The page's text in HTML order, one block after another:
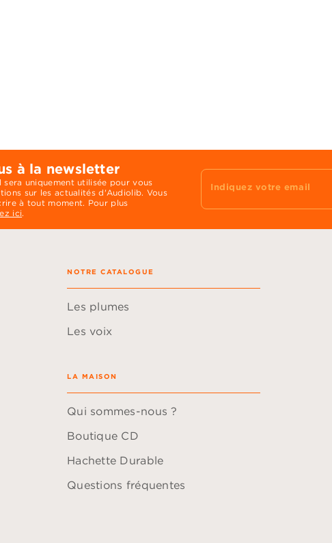
à la newsletter
sera uniquement utilisée pour vous
sur les actualités d'Audiolib. Vous
à tout moment. Pour plus
ici.
Indiquez votre email
NOTRE CATALOGUE
Les plumes
Les voix
LA MAISON
Qui sommes-nous ?
Boutique CD
Hachette Durable
Questions fréquentes